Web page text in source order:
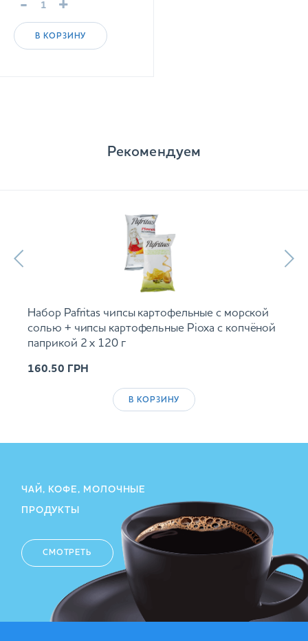
- +
В КОРЗИНУ
Рекомендуем
Набор Pafritas чипсы картофельные с морской
солью + чипсы картофельные Ріоха с копчёной
паприкой 2 х 120 г
160.50 ГРН
В КОРЗИНУ
ЧАЙ, КОФЕ, МОЛОЧНЫЕ
ПРОДУКТЫ
СМОТРЕТЬ